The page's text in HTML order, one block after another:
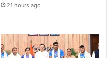
21 hours ago